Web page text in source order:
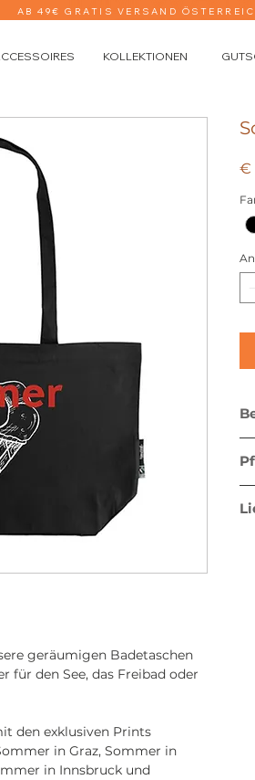
AB 49€ GRATIS VERSAND
KOLLEKTIONEN
geräumigen Badetaschen
für den See, das Freibad oder
den exklusiven Prints
in Graz, Sommer in
in Innsbruck und
€